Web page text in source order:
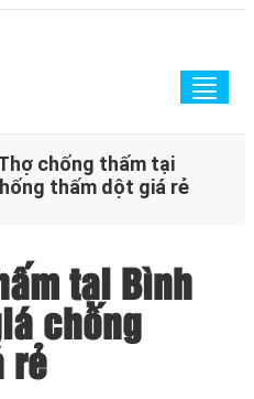
chống thấm tại
thấm dột giá rẻ
tại Bình
chống
rẻ